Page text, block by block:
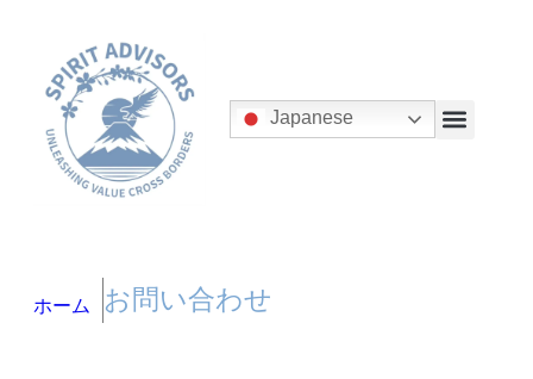
Japanese
ホーム お問い合わせ